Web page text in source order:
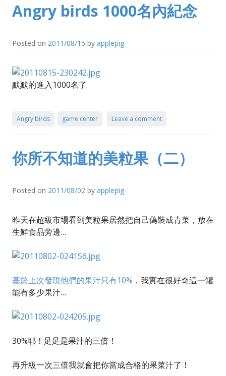
Angry birds 1000名內紀念
Posted on 2011/08/15 by applepig
默默的進入1000名了
Angry birds game center Leave a comment
你所不知道的美粒果（二）
Posted on 2011/08/02 by applepig
昨天在超級市場看到美粒果居然把自己偽裝成青菜，放在
生鮮食品旁邊…
基於上次發現他們的果汁只有10% ，我實在很好奇這一罐
能有多少果汁…
30%耶！足足是果汁的三倍！
再升級一次三倍我就會把你當成合格的果菜汁了！